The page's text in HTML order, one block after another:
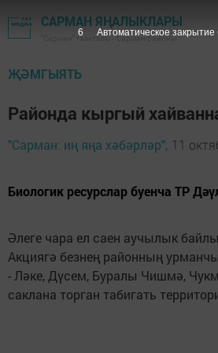
САРМАН ЯҢАЛЫКЛАРЫ
"Сарман" газетасы - Сарман районы
ҖӘМГЫЯТЬ
Районда кыргый
"Сарман: иң яңа хәбәрләр", 11
Биологик ресурслар буенча ТР
Әлеге чара ел саен аучылык
Акциягә безнең районның
- Ләке, Дүсем, Буралы Чишмә,
саклана торган табигать
5 Автоматическое